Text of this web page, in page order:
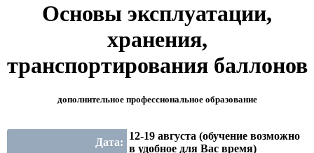
Основы эксплуатации,
хранения,
транспортирования баллонов
дополнительное профессиональное образование
Дата:
12-19 августа (обучение возможно
в удобное для Вас время)